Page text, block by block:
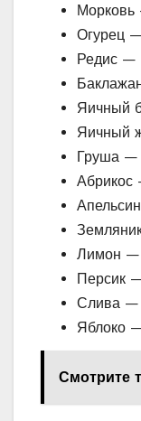
Огурец
Редис —
Яичный
Яичный
Груша —
Абрикос
Лимон —
Персик
Слива —
Яблоко
Смотрите